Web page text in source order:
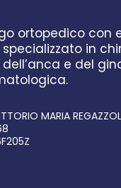
ortopedico con
in
e del
MARIA